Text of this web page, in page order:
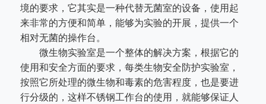
境的要求，它其实是一种代替无菌室的设备，使用起
来非常的方便和简单，能够为实验的开展，提供一个
相对无菌的操作台。
微生物实验室是一个整体的解决方案，根据它的
使用和安全方面的要求，每类生物安全防护实验室，
按照它所处理的微生物和毒素的危害程度，也是要进
行分级的，这样不锈钢工作台的使用，就能够保证人